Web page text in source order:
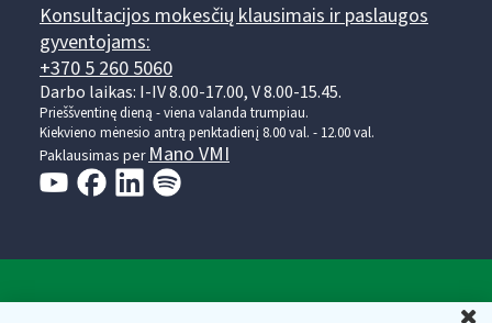
Konsultacijos mokesčių klausimais ir paslaugos
gyventojams:
+370 5 260 5060
Darbo laikas: I-IV 8.00-17.00, V 8.00-15.45.
Prieššventinę dieną - viena valanda trumpiau.
Kiekvieno mėnesio antrą penktadienį 8.00 val. - 12.00 val.
Paklausimas per Mano VMI